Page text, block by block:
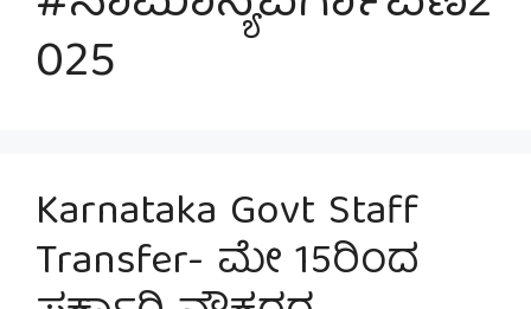
025
Karnataka Govt Staff
Transfer- ಮೇ 15ರಿಂದ